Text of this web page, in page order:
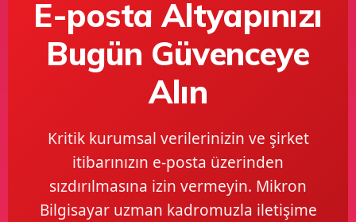
E-posta Altyapınızı
Bugün Güvenceye
Alın
Kritik kurumsal verilerinizin ve şirket
itibarınızın e-posta üzerinden
sızdırılmasına izin vermeyin. Mikron
Bilgisayar uzman kadromuzla iletişime